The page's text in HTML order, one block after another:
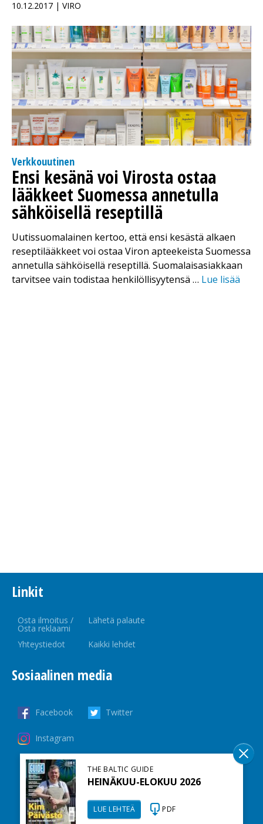
10.12.2017 | VIRO
Verkkouutinen
Ensi kesänä voi Virosta ostaa
lääkkeet Suomessa annetulla
sähköisellä reseptillä
Uutissuomalainen kertoo, että ensi kesästä alkaen
reseptilääkkeet voi ostaa Viron apteekeista Suomessa
annetulla sähköisellä reseptillä. Suomalaisasiakkaan
tarvitsee vain todistaa henkilöllisyytensä … Lue lisää
THE BALTIC GUIDE
HEINÄKUU-ELOKUU 2026
LUE LEHTEÄ PDF
Linkit
Osta ilmoitus /
Osta reklaami
Lähetä palaute
Yhteystiedot Kaikki lehdet
Sosiaalinen media
Facebook Twitter
Instagram